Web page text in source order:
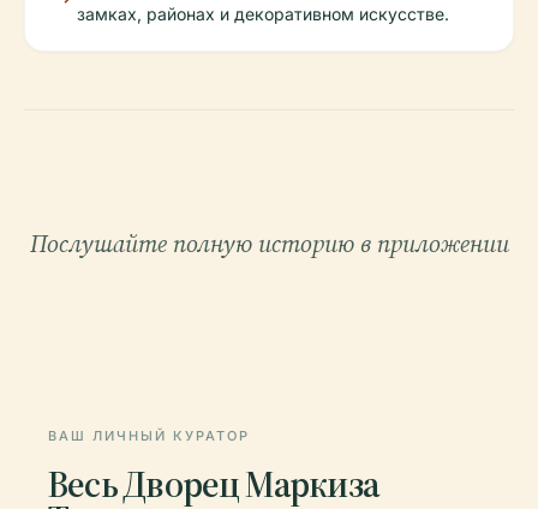
замках, районах и декоративном искусстве.
Послушайте полную историю в приложении
ВАШ ЛИЧНЫЙ КУРАТОР
Весь Дворец Маркиза